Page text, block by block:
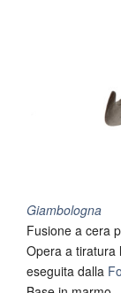
Giambologna
Fusione a cera
Opera a tiratura
eseguita dalla